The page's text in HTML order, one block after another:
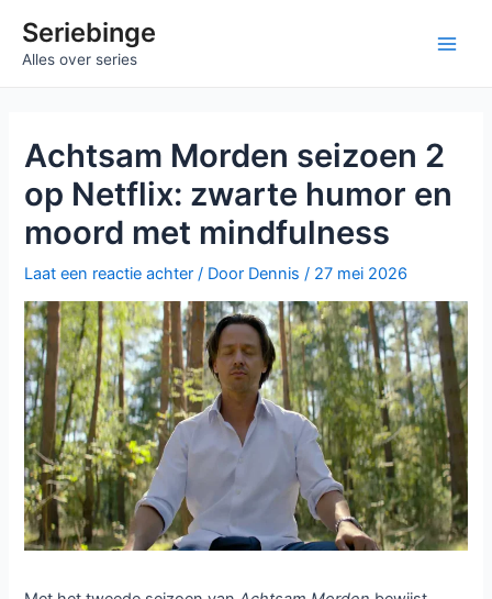
naarSeriebinge
Alles over series
Achtsam Morden seizoen 2
op Netflix: zwarte humor en
moord met mindfulness
Laat een reactie achter / Door Dennis/ 27 mei 2026